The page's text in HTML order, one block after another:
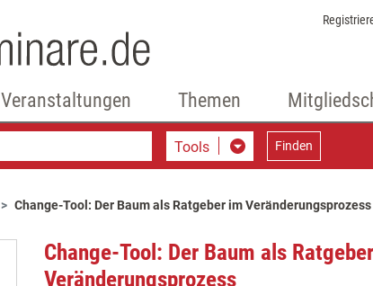
Veranstaltungen Themen
Tools Finden
Change-Tool: Der Baum als Ratgeber im Veränderungsprozess
Change-Tool: Der Baum als
Veränderungsprozess